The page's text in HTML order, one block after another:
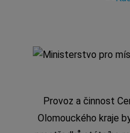
Provoz a činnost
Olomouckého kraje